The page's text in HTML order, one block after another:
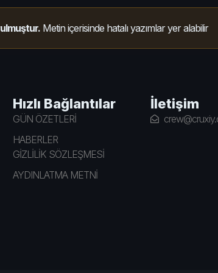
Metin içerisinde hatalı yazımlar yer alabilir
Hızlı Bağlantılar
GÜN ÖZETLERİ
HABERLER
GİZLİLİK SÖZLEŞMESİ
AYDINLATMA METNİ
İletişim